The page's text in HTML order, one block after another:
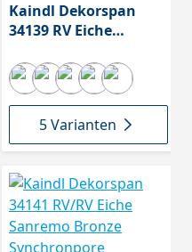
Kaindl Dekorspan
34139 RV Eiche
5 Varianten